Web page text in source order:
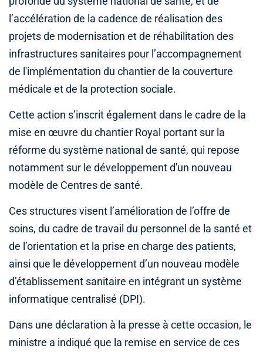
l’accélération de la cadence de réalisation des
projets de modernisation et de réhabilitation des
infrastructures sanitaires pour l’accompagnement
de l'implémentation du chantier de la couverture
médicale et de la protection sociale.
Cette action s’inscrit également dans le cadre de la
mise en œuvre du chantier Royal portant sur la
réforme du système national de santé, qui repose
notamment sur le développement d'un nouveau
modèle de Centres de santé.
Ces structures visent l’amélioration de l’offre de
soins, du cadre de travail du personnel de la santé et
de l’orientation et la prise en charge des patients,
ainsi que le développement d’un nouveau modèle
d’établissement sanitaire en intégrant un système
informatique centralisé (DPI).
Dans une déclaration à la presse à cette occasion, le
ministre a indiqué que la remise en service de ces